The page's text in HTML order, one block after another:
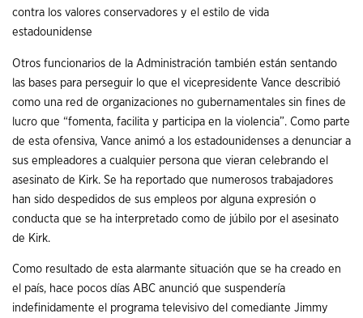
contra los valores conservadores y el estilo de vida
estadounidense
Otros funcionarios de la Administración también están sentando
las bases para perseguir lo que el vicepresidente Vance describió
como una red de organizaciones no gubernamentales sin fines de
lucro que “fomenta, facilita y participa en la violencia”. Como parte
de esta ofensiva, Vance animó a los estadounidenses a denunciar a
sus empleadores a cualquier persona que vieran celebrando el
asesinato de Kirk. Se ha reportado que numerosos trabajadores
han sido despedidos de sus empleos por alguna expresión o
conducta que se ha interpretado como de júbilo por el asesinato
de Kirk.
Como resultado de esta alarmante situación que se ha creado en
el país, hace pocos días ABC anunció que suspendería
indefinidamente el programa televisivo del comediante Jimmy